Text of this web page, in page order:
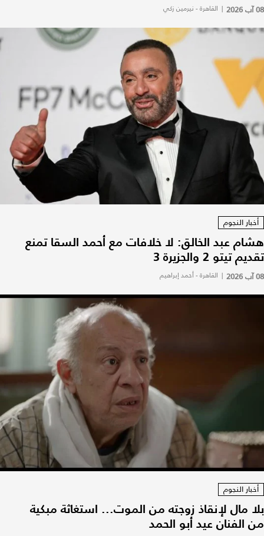
08 آب 2026 | القاهرة - نيرمين زكي
أخبار النجوم
هشام عبد الخالق: لا خلافات مع أحمد السقا تمنع
تقديم تيتو 2 والجزيرة 3
08 آب 2026 | القاهرة - أحمد إبراهيم
أخبار النجوم
بلا مال لإنقاذ زوجته من الموت... استغاثة مبكية
من الفنان عيد أبو الحمد